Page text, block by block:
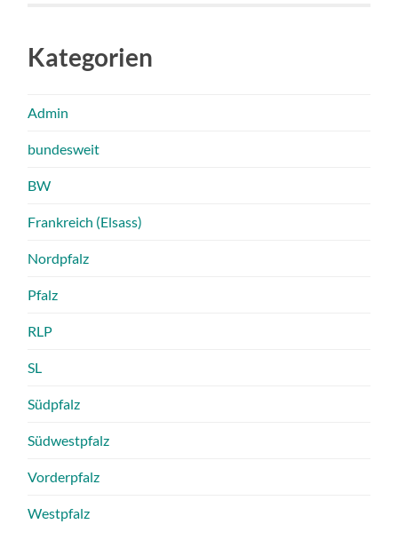
Kategorien
Admin
bundesweit
BW
Frankreich (Elsass)
Nordpfalz
Pfalz
RLP
SL
Südpfalz
Südwestpfalz
Vorderpfalz
Westpfalz